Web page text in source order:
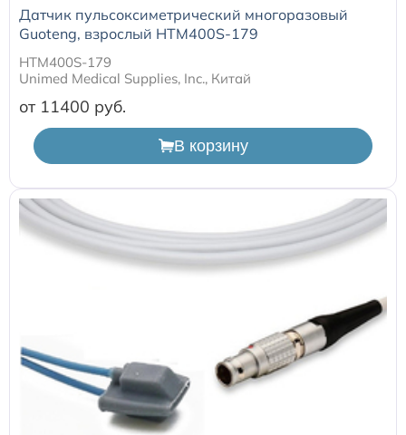
Датчик пульсоксиметрический многоразовый
Guoteng, взрослый HTM400S-179
HTM400S-179
Unimed Medical Supplies, Inc., Китай
от 11400
В корзину